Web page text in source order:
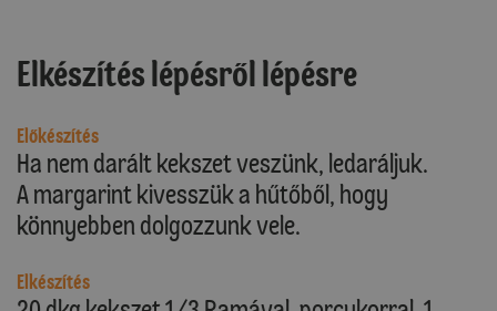
Elkészítés lépésről lépésre
Előkészítés
Ha nem darált kekszet veszünk, ledaráljuk.
A margarint kivesszük a hűtőből, hogy
könnyebben dolgozzunk vele.
Elkészítés